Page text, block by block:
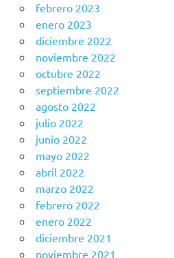
febrero 2023
enero 2023
diciembre 2022
noviembre 2022
octubre 2022
septiembre 2022
agosto 2022
julio 2022
junio 2022
mayo 2022
abril 2022
marzo 2022
febrero 2022
enero 2022
diciembre 2021
noviembre 2021